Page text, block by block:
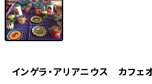
インゲラ・アリアニウス カフェ